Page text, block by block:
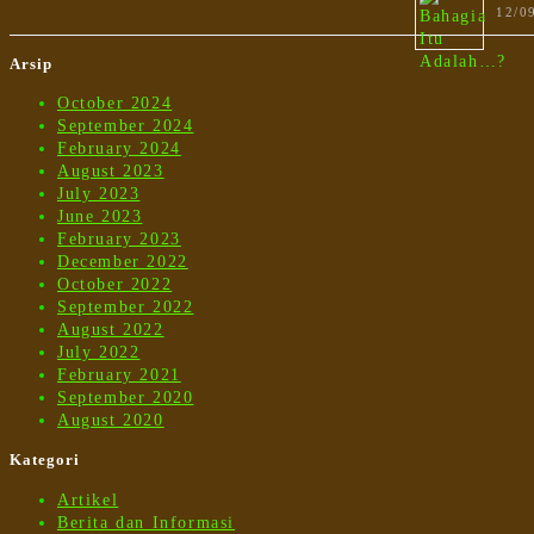
12/
Arsip
October 2024
September 2024
February 2024
August 2023
July 2023
June 2023
February 2023
December 2022
October 2022
September 2022
August 2022
July 2022
February 2021
September 2020
August 2020
Kategori
Artikel
Berita dan Informasi